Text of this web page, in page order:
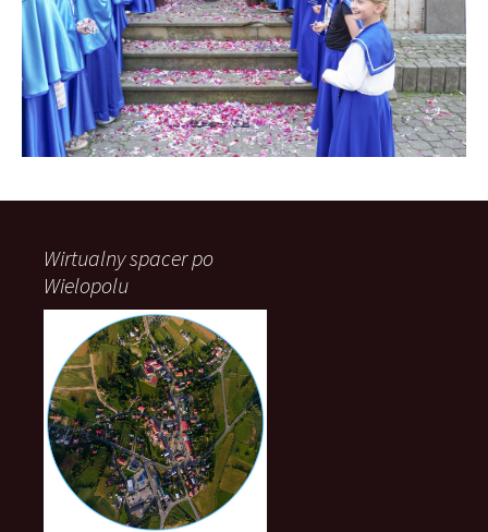
Wirtualny spacer po
Wielopolu